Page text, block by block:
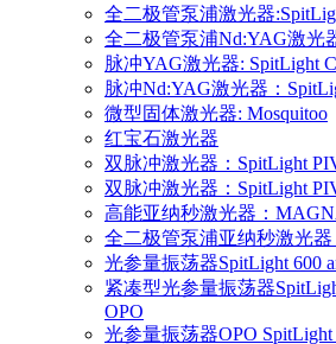
全二极管泵浦激光器
全二极管泵浦Nd:YAG激光
脉冲YAG激光器: SpitLight
脉冲Nd:YAG激光器：
微型固体激光器: Mosquitoo
红宝石激光器
双脉冲激光器：SpitLight
双脉冲激光器：SpitLight
高能亚纳秒激光器：
全二极管泵浦亚纳秒激光
光参量振荡器SpitLight 600
紧凑型光参量振荡器
OPO
光参量振荡器OPO